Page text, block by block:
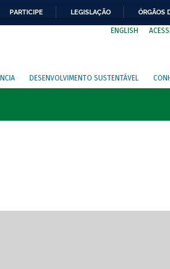
PARTICIPE LEGISLAÇÃO ÓRGÃOS
ENGLISH
DESENVOLVIMENTO SUSTENTÁVEL